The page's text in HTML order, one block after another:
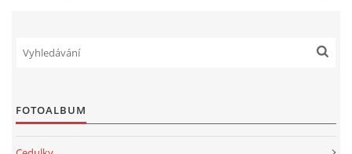
FOTOALBUM